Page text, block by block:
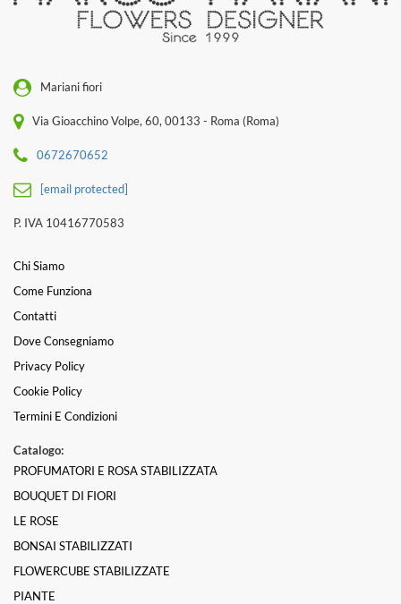
Mariani fiori
Via Gioacchino Volpe, 60, 00133 - Roma (Roma)
0672670652
[email protected]
P. IVA 10416770583
Chi Siamo
Come Funziona
Contatti
Dove Consegniamo
Privacy Policy
Cookie Policy
Termini E Condizioni
Catalogo:
PROFUMATORI E ROSA STABILIZZATA
BOUQUET DI FIORI
LE ROSE
BONSAI STABILIZZATI
FLOWERCUBE STABILIZZATE
PIANTE